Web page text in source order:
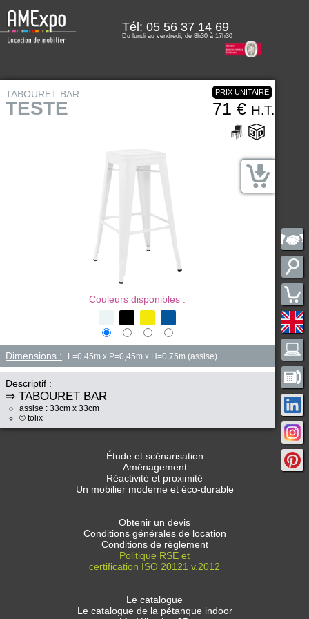
Tél: 05 56 37 14 69
Du lundi au vendredi, de 8h30 à 17h30
TABOURET BAR
TESTE
PRIX UNITAIRE
71 € H.T.
Couleurs disponibles :
Dimensions : L=0,45m x P=0,45m x H=0,75m (assise)
Descriptif :
⇒ TABOURET BAR
assise : 33cm x 33cm
© tolix
Étude et scénarisation
Aménagement
Réactivité et proximité
Un mobilier moderne et éco-durable
Obtenir un devis
Conditions générales de location
Conditions de règlement
Politique RSE et
certification ISO 20121 v.2012
Le catalogue
Le catalogue de la pétanque indoor